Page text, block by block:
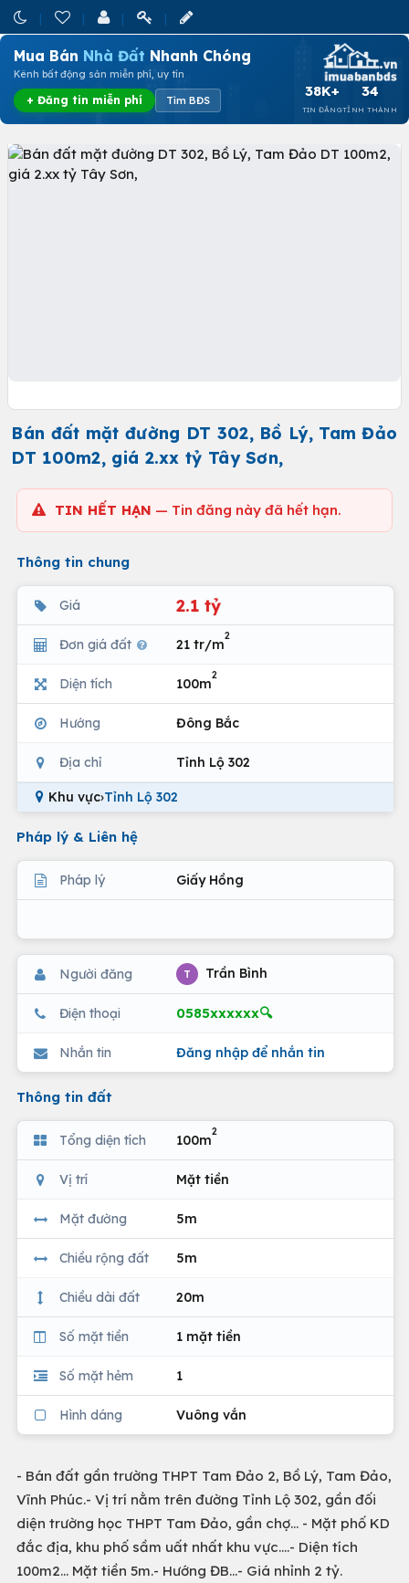
Mua Bán Nhà Đất Nhanh Chóng
Kênh bất động sản miễn phí, uy tín
+ Đăng tin miễn phí Tìm BĐS
38K+
TIN ĐĂNG
34
TỈNH THÀNH
Bán đất mặt đường DT 302, Bồ Lý, Tam Đảo
DT 100m2, giá 2.xx tỷ Tây Sơn,
TIN HẾT HẠN — Tin đăng này đã hết hạn.
Thông tin chung
Giá 2.1 tỷ
Đơn giá đất 21 tr/m
2
Diện tích 100m
2
Hướng Đông Bắc
Địa chỉ Tỉnh Lộ 302
Khu vực›Tỉnh Lộ 302
Pháp lý & Liên hệ
Pháp lý Giấy Hồng
Người đăng T Trần Bình
Điện thoại 0585xxxxxx🔍
Nhắn tin Đăng nhập để nhắn tin
Thông tin đất
Tổng diện tích 100m
2
Vị trí Mặt tiền
Mặt đường 5m
Chiều rộng đất 5m
Chiều dài đất 20m
Số mặt tiền 1 mặt tiền
Số mặt hẻm 1
Hình dáng Vuông vắn
- Bán đất gần trường THPT Tam Đảo 2, Bồ Lý, Tam Đảo,
Vĩnh Phúc.- Vị trí nằm trên đường Tỉnh Lộ 302, gần đối
diện trường học THPT Tam Đảo, gần chợ... - Mặt phố KD
đắc địa, khu phố sầm uất nhất khu vực....- Diện tích
100m2... Mặt tiền 5m.- Hướng ĐB...- Giá nhỉnh 2 tỷ.